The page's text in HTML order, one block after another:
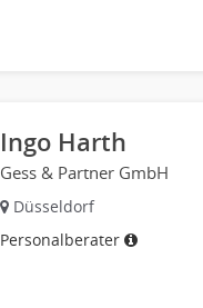
Ingo Harth
Gess & Partner GmbH
Düsseldorf
Personalberater